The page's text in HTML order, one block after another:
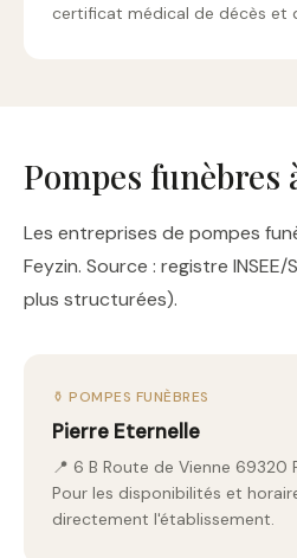
certificat médical de décès et
Pompes funèbres
Les entreprises de pompes
Feyzin. Source : registre INSEE/
plus structurées).
⚱️ POMPES FUNÈBRES
Pierre Eternelle
📍 6 B Route de Vienne 69320
Pour les disponibilités et
directement l'établissement.